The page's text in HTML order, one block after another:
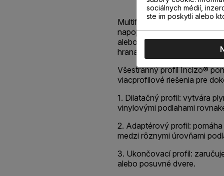
Multifunkčný profil Incizo® v
napojenie dvoch
alebo rôznej výšky,
hrana.
Všestranný profil Incizo®
viacprofilové riešenia pre
1. Dilatačný profil: vytvára
vinylovými podlahami
2. Adaptérový profil:
medzi rôznymi úrovňami
3. Ukončovací profil:
alebo posuvné dvere.
sociálnych médií,
ste im poskytli alebo